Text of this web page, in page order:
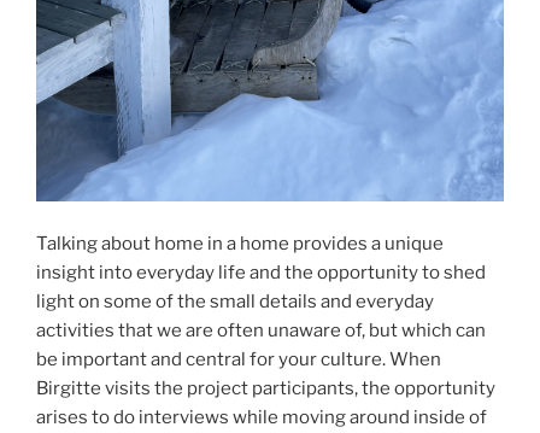
Talking about home in a home provides a unique
insight into everyday life and the opportunity to shed
light on some of the small details and everyday
activities that we are often unaware of, but which can
be important and central for your culture. When
Birgitte visits the project participants, the opportunity
arises to do interviews while moving around inside of